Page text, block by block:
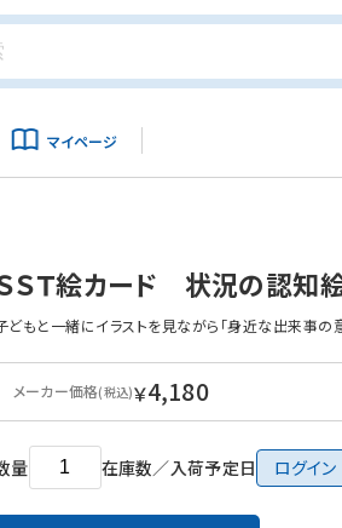
マイページ
ＳＴ絵カード 状況の認知
どもと一緒にイラストを見ながら「身近な出来事の
メーカー価格(税込)￥4,180
量 在庫数／入荷予定日 ログイン